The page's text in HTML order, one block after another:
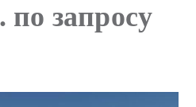
запросу